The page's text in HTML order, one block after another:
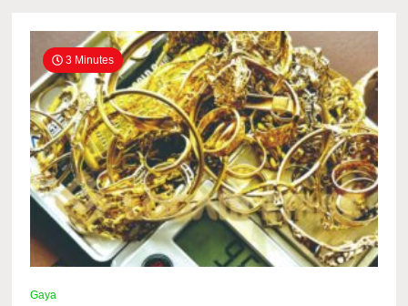
3 Minutes
Gaya